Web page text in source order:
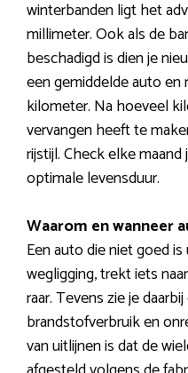
winterbanden ligt het
millimeter. Ook als de
beschadigd is dien je
een gemiddelde auto
kilometer. Na hoeveel
vervangen heeft te
rijstijl. Check elke
optimale levensduur.
Waarom en wanneer
Een auto die niet goed
wegligging, trekt iets
raar. Tevens zie je
brandstofverbruik en
van uitlijnen is dat de